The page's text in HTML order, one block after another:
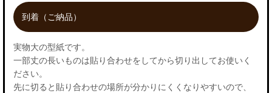
到着（ご納品）
実物大の型紙です。
一部丈の長いものは貼り合わせをしてから切り出してお使いく
ださい。
先に切ると貼り合わせの場所が分かりにくくなりやすいので、